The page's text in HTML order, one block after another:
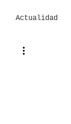
Actualidad